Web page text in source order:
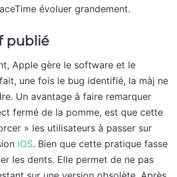
évoluer grandement.
publié
Apple gère le software et le
une fois le bug identifié, la màj ne
Un avantage à faire remarquer
fermé de la pomme, est que cette
» les utilisateurs à passer sur
iOS. Bien que cette pratique fasse
les dents. Elle permet de ne pas